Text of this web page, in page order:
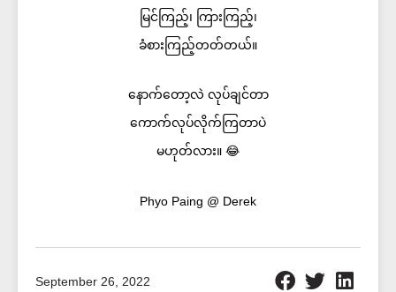
မြင်ကြည့်၊ ကြားကြည့်၊
ခံစားကြည့်တတ်တယ်။
နောက်တော့လဲ လုပ်ချင်တာ
ကောက်လုပ်လိုက်ကြတာပဲ
မဟုတ်လား။ 😂
Phyo Paing @ Derek
September 26, 2022